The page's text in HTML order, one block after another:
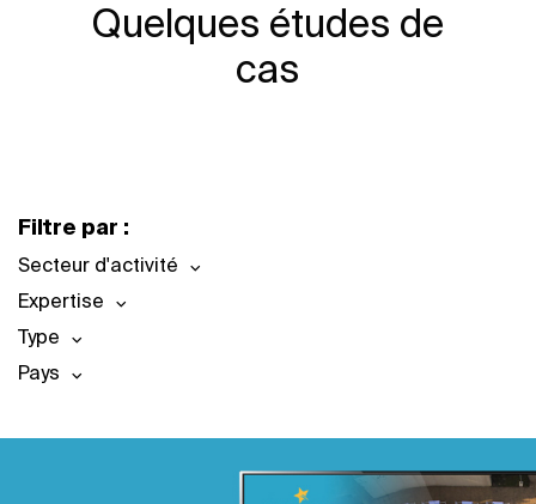
Quelques études de
cas
Filtre par :
Secteur d'activité
Expertise
Type
Pays